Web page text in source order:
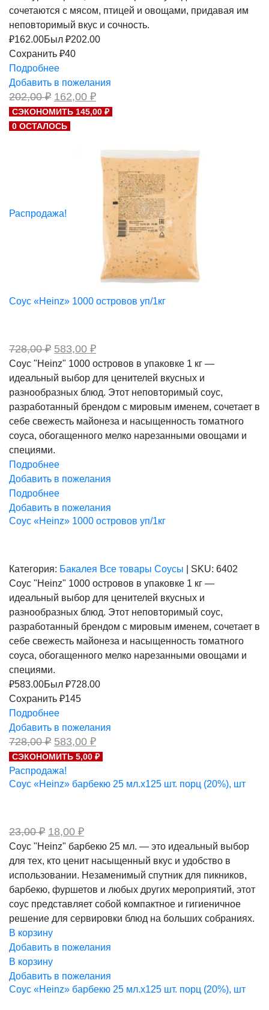
сочетаются с мясом, птицей и овощами, придавая им
неповторимый вкус и сочность.
₽162.00Был ₽202.00
Сохранить ₽40
Подробнее
Добавить в пожелания
202,00₽ Первоначальная
цена
составляла
202,00 ₽.
162,00 ₽Текущая
цена:
162,00 ₽.
СЭКОНОМИТЬ 145,00 ₽
0 ОСТАЛОСЬ
Распродажа!
Соус «Heinz» 1000 островов уп/1кг
728,00₽ Первоначальная
цена
составляла
728,00 ₽.
583,00 ₽Текущая
583,00 ₽.
Соус "Heinz" 1000 островов в упаковке 1 кг —
идеальный выбор для ценителей вкусных и
разнообразных блюд. Этот неповторимый соус,
разработанный брендом с мировым именем, сочетает в
себе свежесть майонеза и насыщенность томатного
соуса, обогащенного мелко нарезанными овощами и
специями.
Подробнее
Добавить в пожелания
Подробнее
Добавить в пожелания
Соус «Heinz» 1000 островов уп/1кг
Категория: Бакалея Все товары Соусы SKU: 6402
Соус "Heinz" 1000 островов в упаковке 1 кг —
идеальный выбор для ценителей вкусных и
разнообразных блюд. Этот неповторимый соус,
разработанный брендом с мировым именем, сочетает в
себе свежесть майонеза и насыщенность томатного
соуса, обогащенного мелко нарезанными овощами и
специями.
₽583.00Был ₽728.00
Сохранить ₽145
Подробнее
Добавить в пожелания
728,00₽ Первоначальная
цена
составляла
728,00 ₽.
583,00 ₽Текущая
цена:
583,00 ₽.
СЭКОНОМИТЬ 5,00 ₽
Распродажа!
Соус «Heinz» барбекю 25 мл.х125 шт. порц (20%), шт
23,00₽ Первоначальная
цена
составляла
23,00 ₽.
18,00 ₽Текущая
цена:
18,00 ₽.
Соус "Heinz" барбекю 25 мл. — это идеальный выбор
для тех, кто ценит насыщенный вкус и удобство в
использовании. Незаменимый спутник для пикников,
барбекю, фуршетов и любых других мероприятий, этот
соус представляет собой компактное и гигиеничное
решение для сервировки блюд на больших собраниях.
В корзину
Добавить в пожелания
В корзину
Добавить в пожелания
Соус «Heinz» барбекю 25 мл.х125 шт. порц (20%), шт